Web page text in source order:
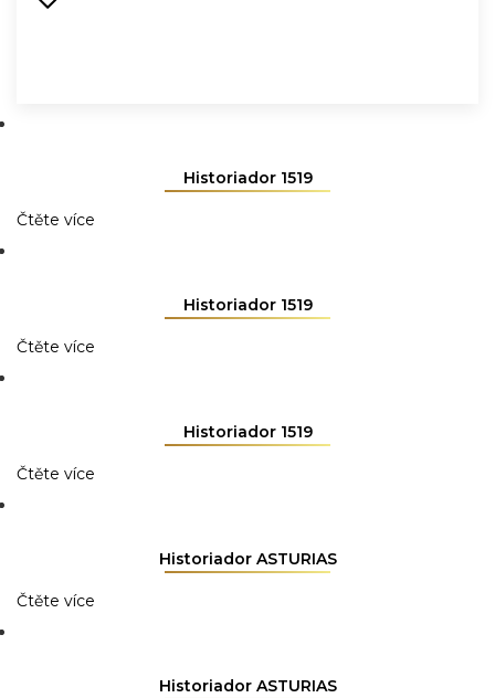
Historiador 1519
Čtěte více
Historiador 1519
Čtěte více
Historiador 1519
Čtěte více
Historiador ASTURIAS
Čtěte více
Historiador ASTURIAS